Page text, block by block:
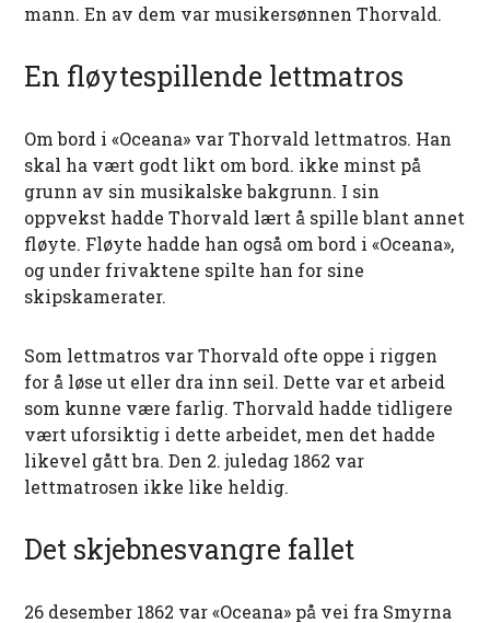
mann. En av dem var musikersønnen Thorvald.
En fløytespillende lettmatros
Om bord i «Oceana» var Thorvald lettmatros. Han
skal ha vært godt likt om bord. ikke minst på
grunn av sin musikalske bakgrunn. I sin
oppvekst hadde Thorvald lært å spille blant annet
fløyte. Fløyte hadde han også om bord i «Oceana»,
og under frivaktene spilte han for sine
skipskamerater.
Som lettmatros var Thorvald ofte oppe i riggen
for å løse ut eller dra inn seil. Dette var et arbeid
som kunne være farlig. Thorvald hadde tidligere
vært uforsiktig i dette arbeidet, men det hadde
likevel gått bra. Den 2. juledag 1862 var
lettmatrosen ikke like heldig.
Det skjebnesvangre fallet
26 desember 1862 var «Oceana» på vei fra Smyrna